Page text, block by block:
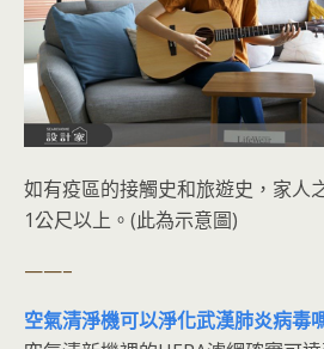
如有疫區的接觸史和旅遊史，家人
1公尺以上。(此為示意圖)
——–
空氣清淨機可以淨化武漢肺炎病毒